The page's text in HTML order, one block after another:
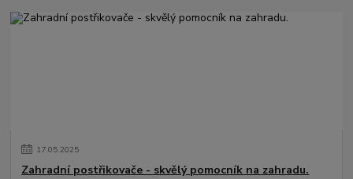
17.05.2025
Zahradní postřikovače - skvělý pomocník na zahradu.